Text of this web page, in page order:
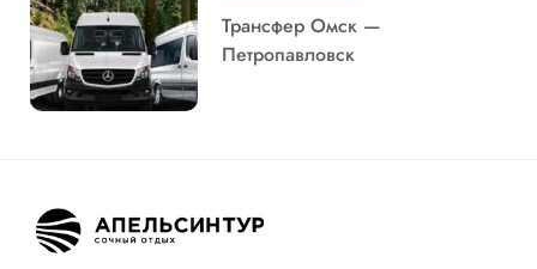
Трансфер Омск —
Петропавловск